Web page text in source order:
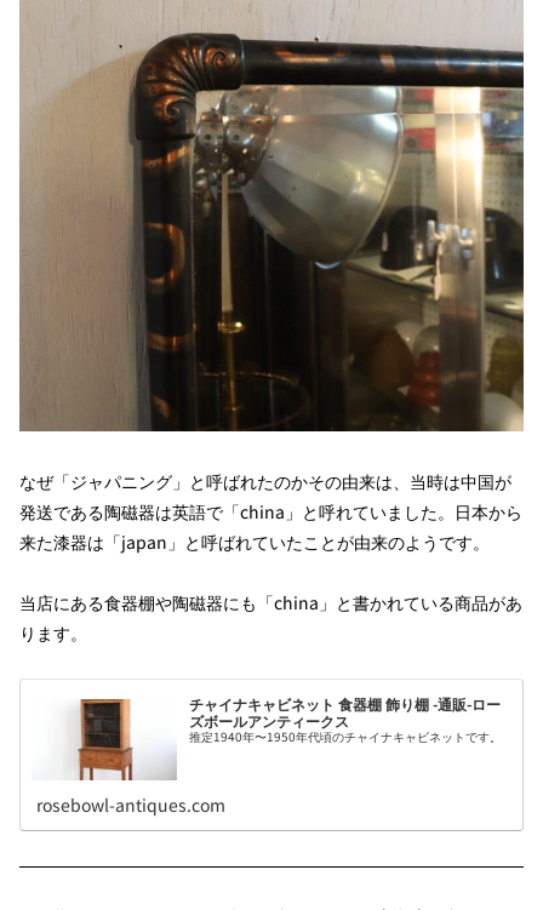
なぜ「ジャパニング」と呼ばれたのかその由来は、当時は中国が
発送である陶磁器は英語で「china」と呼れていました。日本から
来た漆器は「japan」と呼ばれていたことが由来のようです。
当店にある食器棚や陶磁器にも「china」と書かれている商品があ
ります。
チャイナキャビネット 食器棚 飾り棚 -通販-ロー
ズボールアンティークス
推定1940年〜1950年代頃のチャイナキャビネットです。
rosebowl-antiques.com